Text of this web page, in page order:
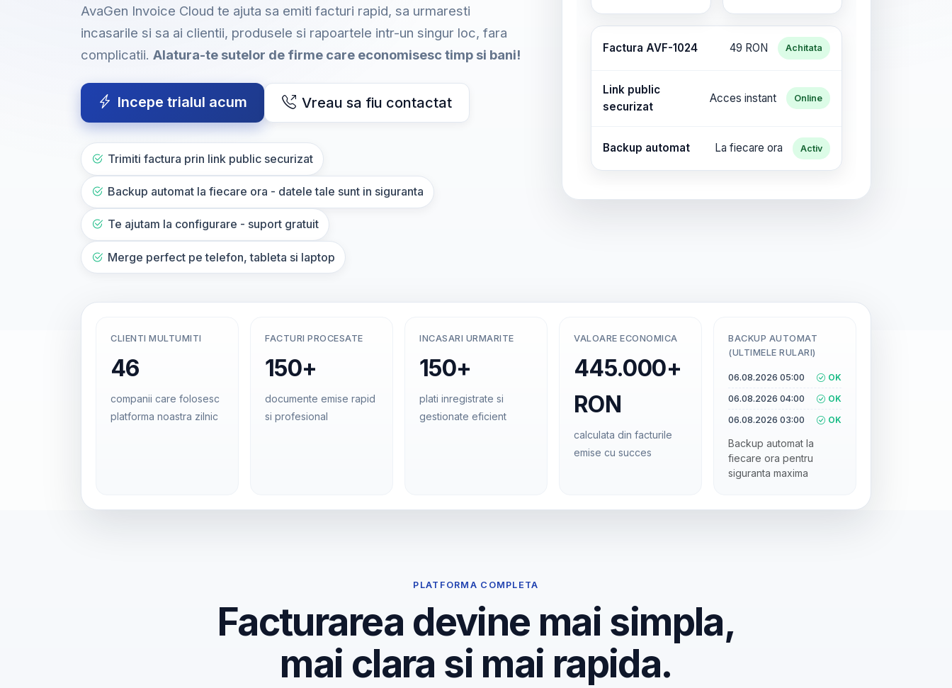
AvaGen Invoice Cloud te ajuta sa emiti facturi rapid, sa urmaresti
incasarile si sa ai clientii, produsele si rapoartele intr-un singur loc, fara
complicatii. Alatura-te sutelor de firme care economisesc timp si bani!
Incepe trialul acum Vreau sa fiu contactat
Trimiti factura prin link public securizat
Backup automat la fiecare ora - datele tale sunt in siguranta
Te ajutam la configurare - suport gratuit
Merge perfect pe telefon, tableta si laptop
Factura AVF-1024 49 RON Achitata
Link public
securizat
Acces instant Online
Backup automat La fiecare ora Activ
CLIENTI MULTUMITI
46
companii care folosesc
platforma noastra zilnic
FACTURI PROCESATE
150+
documente emise rapid
si profesional
INCASARI URMARITE
150+
plati inregistrate si
gestionate eficient
VALOARE ECONOMICA
445.000+
RON
calculata din facturile
emise cu succes
BACKUP AUTOMAT
(ULTIMELE RULARI)
06.08.2026 05:00
OK
06.08.2026 04:00
OK
06.08.2026 03:00
OK
Backup automat la
fiecare ora pentru
siguranta maxima
PLATFORMA COMPLETA
Facturarea devine mai simpla,
mai clara si mai rapida.